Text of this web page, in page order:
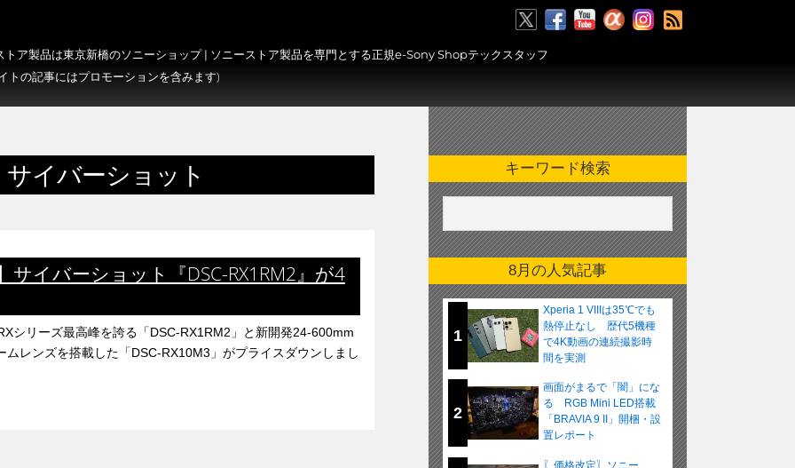
トア製品は東京新橋のソニーショップ | ソニーストア製品を専門とする正規e-Sony Shopテックスタッフ
トの記事にはプロモーションを含みます)
イバーショット
サイバーショット『DSC-RX1RM2』が4
シリーズ最高峰を誇る「DSC-RX1RM2」と新開発24-600mm
レンズを搭載した「DSC-RX10M3」がプライスダウンしまし
キーワード検索
8月の人気記事
1
Xperia 1 VIIIは35℃でも
熱停止なし 歴代5機種
で4K動画の連続撮影時
間を実測
2
画面がまるで「闇」にな
る RGB Mini LED搭載
「BRAVIA 9 II」開梱・設
置レポート
〖価格改定〗ソニー